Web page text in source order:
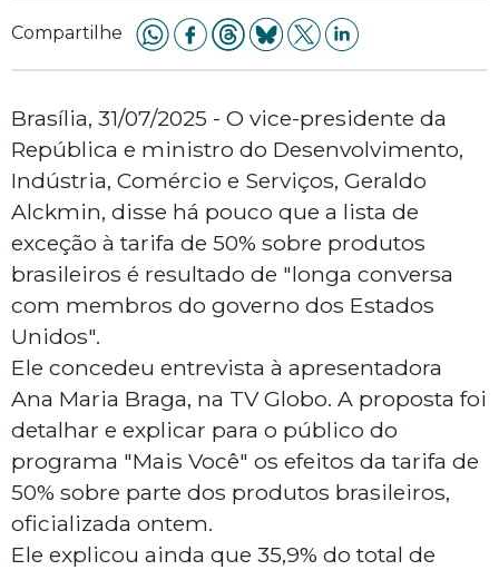
Compartilhe
Brasília, 31/07/2025 - O vice-presidente da
República e ministro do Desenvolvimento,
Indústria, Comércio e Serviços, Geraldo
Alckmin, disse há pouco que a lista de
exceção à tarifa de 50% sobre produtos
brasileiros é resultado de "longa conversa
com membros do governo dos Estados
Unidos".
Ele concedeu entrevista à apresentadora
Ana Maria Braga, na TV Globo. A proposta foi
detalhar e explicar para o público do
programa "Mais Você" os efeitos da tarifa de
50% sobre parte dos produtos brasileiros,
oficializada ontem.
Ele explicou ainda que 35,9% do total de